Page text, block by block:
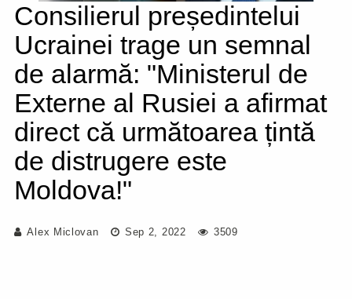
Consilierul președintelui
Ucrainei trage un semnal
de alarmă: "Ministerul de
Externe al Rusiei a afirmat
direct că următoarea țintă
de distrugere este
Moldova!"
Alex Miclovan Sep 2, 2022 3509